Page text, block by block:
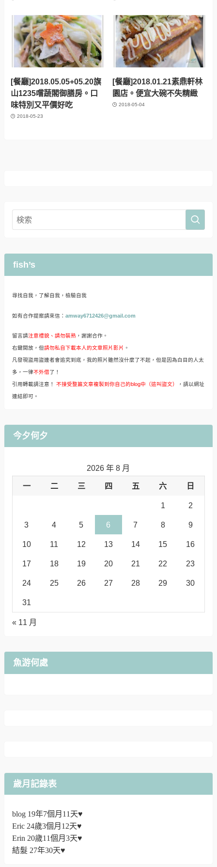
[餐廳]2018.05.05+05.20旗
山1235嚐蔬閣御膳房。口
味特別又平價好吃
2018-05-23
[餐廳]2018.01.21素鼎軒林
園店。便宜大碗不失精緻
2018-05-04
fish’s
尋找自我，了解自我，檢驗自我
如有合作提案請來信： amway6712426@gmail.com
留言請注意禮貌、請勿裝熟，謝謝合作。
右鍵開放，但請勿私自下載本人的文章照片影片 。
凡發現盜用盜連者會追究到底，我的照片雖然沒什麼了不起，但是因為白目的人太
多，一律不外借了！
引用轉載請注意！ 不接受整篇文章複製到你自己的blog中（這叫盜文） ，請以網址
連結即可。
今夕何夕
2026 年 8 月
一 二 三 四 五 六 日
1 2
3 4 5 6 7 8 9
10 11 12 13 14 15 16
17 18 19 20 21 22 23
24 25 26 27 28 29 30
31
« 11 月
魚游何處
歲月記錄表
blog 19年7個月11天♥
Eric 24歲3個月12天♥
Erin 20歲11個月3天♥
結髮 27年30天♥